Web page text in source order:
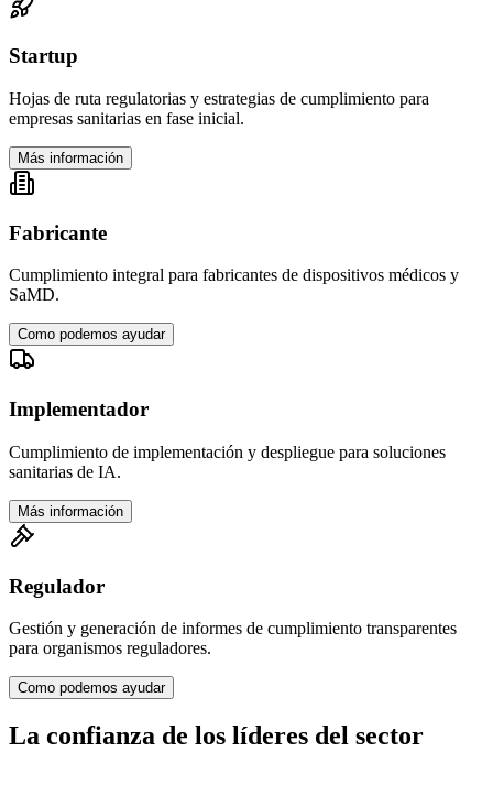
Startup
Hojas de ruta regulatorias y estrategias de cumplimiento para
empresas sanitarias en fase inicial.
Más información
Fabricante
Cumplimiento integral para fabricantes de dispositivos médicos y
SaMD.
Como podemos ayudar
Implementador
Cumplimiento de implementación y despliegue para soluciones
sanitarias de IA.
Más información
Regulador
Gestión y generación de informes de cumplimiento transparentes
para organismos reguladores.
Como podemos ayudar
La confianza de los líderes del sector